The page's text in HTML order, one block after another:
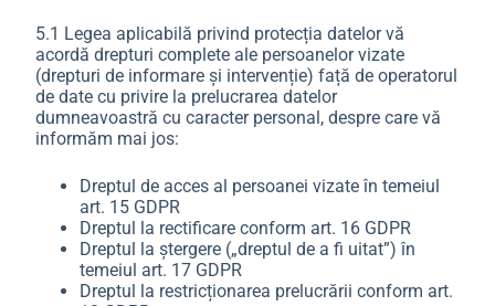
5.1 Legea aplicabilă privind protecția datelor vă
acordă drepturi complete ale persoanelor vizate
(drepturi de informare și intervenție) față de operatorul
de date cu privire la prelucrarea datelor
dumneavoastră cu caracter personal, despre care vă
informăm mai jos:
Dreptul de acces al persoanei vizate în temeiul
art. 15 GDPR
Dreptul la rectificare conform art. 16 GDPR
Dreptul la ștergere („dreptul de a fi uitat”) în
temeiul art. 17 GDPR
Dreptul la restricționarea prelucrării conform art.